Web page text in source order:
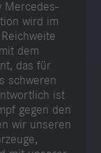
Mercedes-
wird im
dem
das für
schweren
ist
gegen den
wir unseren